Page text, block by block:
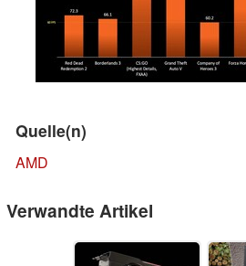
Quelle(n)
AMD
Verwandte Artikel